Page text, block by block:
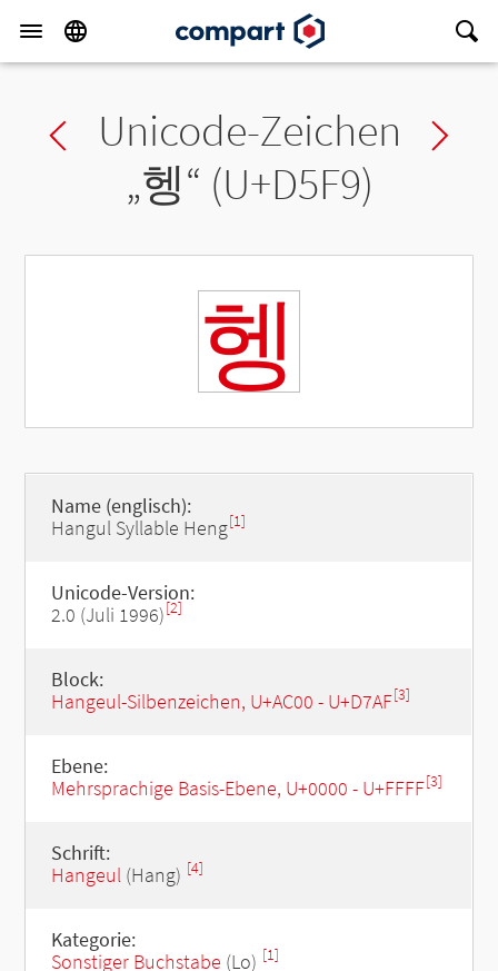
Previous char
Unicode-Zeichen
„헹“ (U+D5F9)
헹
Name (englisch):
Hangul Syllable Heng[1]
Unicode-Version:
2.0 (Juli 1996)[2]
Block:
Hangeul-Silbenzeichen, U+AC00 - U+D7AF[3]
Ebene:
Mehrsprachige Basis-Ebene, U+0000 - U+FFFF[3]
Schrift:
Hangeul(Hang) [4]
Kategorie:
Sonstiger Buchstabe (Lo) [1]